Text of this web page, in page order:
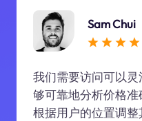
Sam Chui
我们需要访问可以
够可靠地分析价格
根据用户的位置调